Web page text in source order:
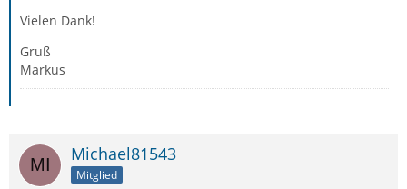
Vielen Dank!
Gruß
Markus
Michael81543
Mitglied